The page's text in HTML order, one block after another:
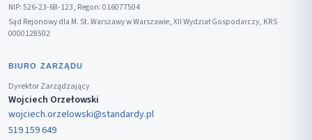
NIP: 526-23-68-123, Regon: 016077504
Sąd Rejonowy dla M. St. Warszawy w Warszawie, XII Wydział Gospodarczy, KRS
0000128502
BIURO ZARZĄDU
Dyrektor Zarządzający
Wojciech Orzełowski
wojciech.orzelowski@standardy.pl
519 159 649